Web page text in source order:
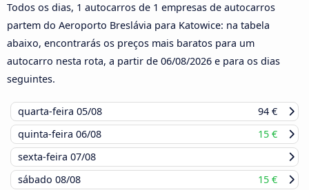
Todos os dias, 1 autocarros de 1 empresas de autocarros
partem do Aeroporto Breslávia para Katowice: na tabela
abaixo, encontrarás os preços mais baratos para um
autocarro nesta rota, a partir de 06/08/2026 e para os dias
seguintes.
quarta-feira 05/08
94 €
quinta-feira 06/08
15 €
sexta-feira 07/08
sábado 08/08
15 €